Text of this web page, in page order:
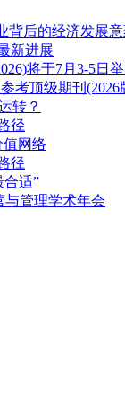
背后的经济发展
新进展
将于7月3-5日
考顶级期刊(2026
转？
径
值网络
径
合适”
与管理学术年会